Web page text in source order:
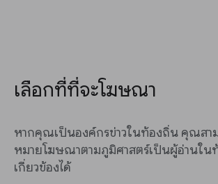
เลือกที่ที่จะโฆษณา
หากคุณเป็นองค์กรข่าวในท้องถิ่น คุณสา
หมายโฆษณาตามภูมิศาสตร์เป็นผู้อ่านใน
เกี่ยวข้องได้